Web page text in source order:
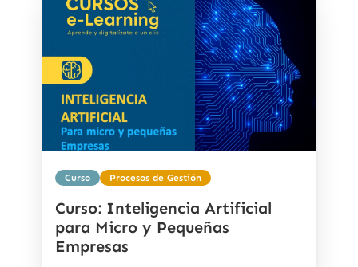
Curso Procesos de Gestión
Curso: Inteligencia Artificial
para Micro y Pequeñas
Empresas